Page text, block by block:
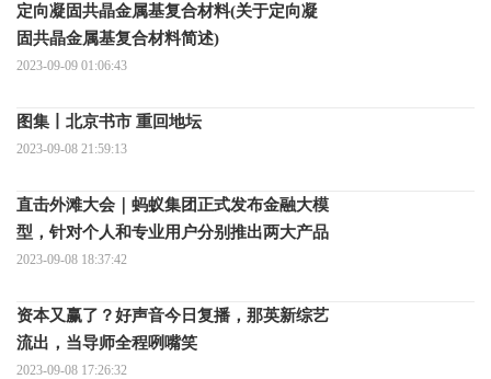
定向凝固共晶金属基复合材料(关于定向凝
固共晶金属基复合材料简述)
2023-09-09 01:06:43
图集丨北京书市 重回地坛
2023-09-08 21:59:13
直击外滩大会｜蚂蚁集团正式发布金融大模
型，针对个人和专业用户分别推出两大产品
2023-09-08 18:37:42
资本又赢了？好声音今日复播，那英新综艺
流出，当导师全程咧嘴笑
2023-09-08 17:26:32